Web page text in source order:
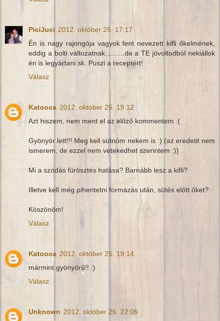
PiciJuci 2012. október 25. 17:17
Én is nagy rajongója vagyok fent nevezett kifli őkelmének,
eddig a bolti változatnak..........de a TE jóvoltodból nekiállok
én is legyártani sk. Puszi a receptért!
Válasz
Katooca 2012. október 25. 19:12
Azt hiszem, nem ment el az előző kommentem :(
Gyönyör lett!!! Meg kell sütnöm nekem is :) (az eredetit nem
ismerem, de ezzel nem vetekedhet szerintem :))
Mi a szódás fürösztés hatása? Barnább lesz a kifli?
Illetve kell még pihentetni formázás után, sütés előtt őket?
Köszönöm!
Válasz
Katooca 2012. október 25. 19:14
mármint gyönyörű!! :)
Válasz
Unknown 2012. október 26. 22:05